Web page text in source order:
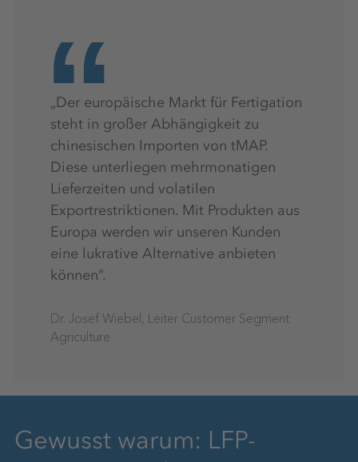
„Der europäische Markt für Fertigation
steht in großer Abhängigkeit zu
chinesischen Importen von tMAP.
Diese unterliegen mehrmonatigen
Lieferzeiten und volatilen
Exportrestriktionen. Mit Produkten aus
Europa werden wir unseren Kunden
eine lukrative Alternative anbieten
können“.
Dr. Josef Wiebel, Leiter Customer Segment
Agriculture
Gewusst warum: LFP-